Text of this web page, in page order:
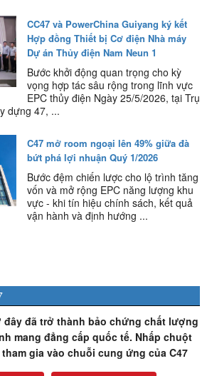
CC47 và PowerChina Guiyang ký kết
Hợp đồng Thiết bị Cơ điện Nhà máy
Dự án Thủy điện Nam Neun 1
Bước khởi động quan trọng cho kỳ
vọng hợp tác sâu rộng trong lĩnh vực
EPC thủy điện Ngày 25/5/2026, tại Trụ
dựng 47, ...
C47 mở room ngoại lên 49% giữa đà
bứt phá lợi nhuận Quý 1/2026
Bước đệm chiến lược cho lộ trình tăng
vốn và mở rộng EPC năng lượng khu
vực - khi tín hiệu chính sách, kết quả
vận hành và định hướng ...
đây đã trở thành bảo chứng chất lượng
mang đẳng cấp quốc tế. Nhấp chuột
gia vào chuỗi cung ứng của C47